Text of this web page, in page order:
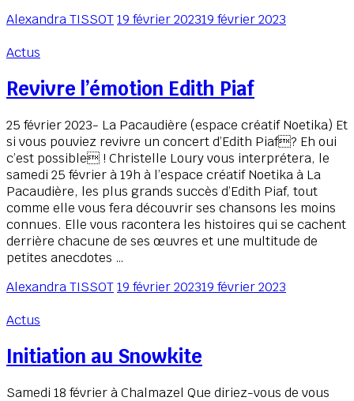
Alexandra TISSOT19 février 202319 février 2023
Actus
Revivre l’émotion Edith Piaf
25 février 2023- La Pacaudière (espace créatif Noetika) Et
si vous pouviez revivre un concert d’Edith Piaf? Eh oui
c’est possible ! Christelle Loury vous interprétera, le
samedi 25 février à 19h à l’espace créatif Noetika à La
Pacaudière, les plus grands succès d’Edith Piaf, tout
comme elle vous fera découvrir ses chansons les moins
connues. Elle vous racontera les histoires qui se cachent
derrière chacune de ses œuvres et une multitude de
petites anecdotes …
Alexandra TISSOT19 février 202319 février 2023
Actus
Initiation au Snowkite
Samedi 18 février à Chalmazel Que diriez-vous de vous